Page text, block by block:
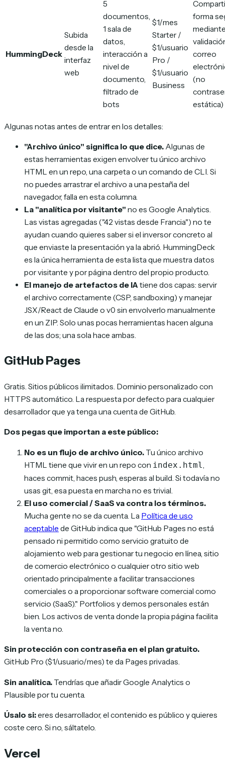
HummingDeck
Subida
desde la
interfaz
web
5
documentos,
1 sala de
datos,
interacción a
nivel de
documento,
filtrado de
bots
$1/mes
Starter /
$1/usuario
Pro /
$1/usuario
Business
forma
correo
(no
estática)
Algunas notas antes de entrar en los detalles:
"Archivo único" significa lo que dice. Algunas de
estas herramientas exigen envolver tu único archivo
HTML en un repo, una carpeta o un comando de CLI. Si
no puedes arrastrar el archivo a una pestaña del
navegador, falla en esta columna.
La "analítica por visitante" no es Google Analytics.
Las vistas agregadas ("42 vistas desde Francia") no te
ayudan cuando quieres saber si el inversor concreto al
que enviaste la presentación ya la abrió. HummingDeck
es la única herramienta de esta lista que muestra datos
por visitante y por página dentro del propio producto.
El manejo de artefactos de IAtiene dos capas: servir
el archivo correctamente (CSP, sandboxing) y manejar
JSX/React de Claude o v0 sin envolverlo manualmente
en un ZIP. Solo unas pocas herramientas hacen alguna
de las dos; una sola hace ambas.
GitHub Pages
Gratis. Sitios públicos ilimitados. Dominio personalizado con
HTTPS automático. La respuesta por defecto para cualquier
desarrollador que ya tenga una cuenta de GitHub.
Dos pegas que importan a este público:
No es un flujo de archivo único. Tu único archivo
HTML tiene que vivir en un repo con index.html
haces commit, haces push, esperas al build. Si todavía no
usas git, esa puesta en marcha no es trivial.
El uso comercial / SaaS va contra los términos.
Mucha gente no se da cuenta. La Política de uso
aceptable de GitHub indica que "GitHub Pages no está
pensado ni permitido como servicio gratuito de
alojamiento web para gestionar tu negocio en línea, sitio
de comercio electrónico o cualquier otro sitio web
orientado principalmente a facilitar transacciones
comerciales o a proporcionar software comercial como
servicio (SaaS)." Portfolios y demos personales están
bien. Los activos de venta donde la propia página facilita
la venta no.
Sin protección con contraseña en el plan gratuito.
GitHub Pro ($1/usuario/mes) te da Pages privadas.
Sin analítica. Tendrías que añadir Google Analytics o
Plausible por tu cuenta.
Úsalo si:eres desarrollador, el contenido es público y quieres
coste cero. Si no, sáltatelo.
Vercel